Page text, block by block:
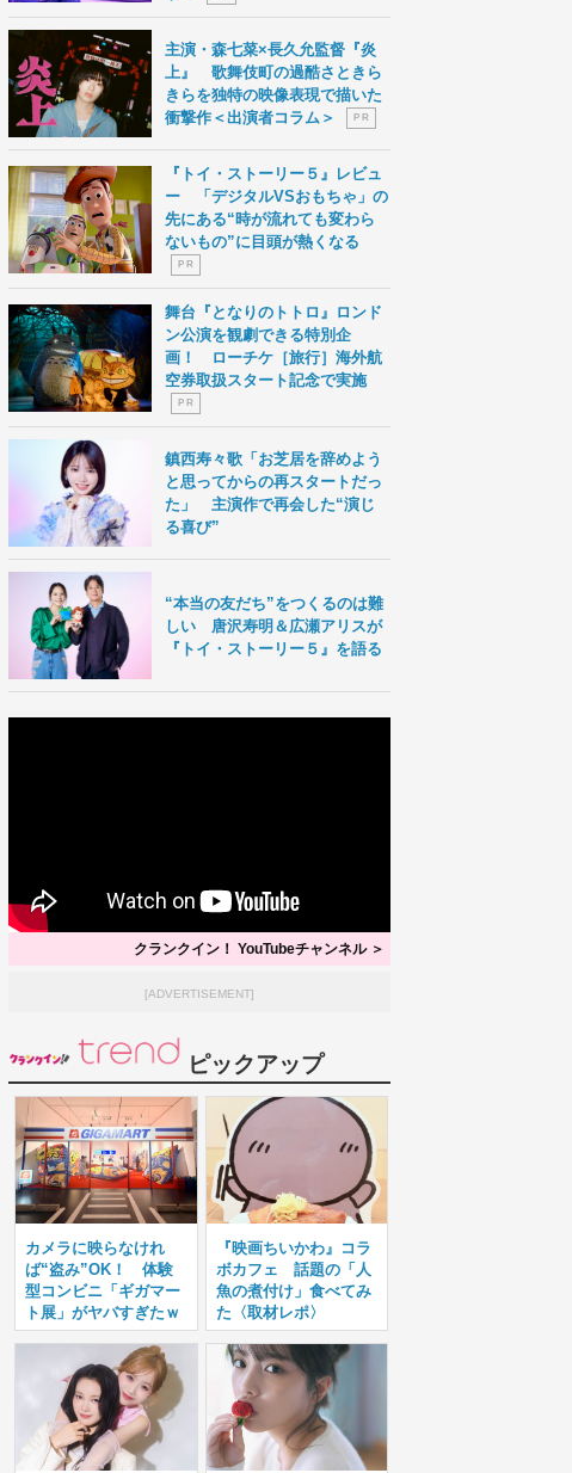
主演・森七菜×長久允監督『炎
上』 歌舞伎町の過酷さときら
きらを独特の映像表現で描いた
衝撃作＜出演者コラム＞
P R
『トイ・ストーリー５』レビュ
ー 「デジタルVSおもちゃ」の
先にある“時が流れても変わら
ないもの”に目頭が熱くなる
P R
舞台『となりのトトロ』ロンド
ン公演を観劇できる特別企
画！ ローチケ［旅行］海外航
空券取扱スタート記念で実施
P R
鎮西寿々歌「お芝居を辞めよう
と思ってからの再スタートだっ
た」 主演作で再会した“演じ
る喜び”
“本当の友だち”をつくるのは難
しい 唐沢寿明＆広瀬アリスが
『トイ・ストーリー５』を語る
クランクイン！ YouTubeチャンネル ＞
[ADVERTISEMENT]
ピックアップ
カメラに映らなけれ
ば“盗み”OK！ 体験
型コンビニ「ギガマー
ト展」がヤバすぎたｗ
『映画ちいかわ』コラ
ボカフェ 話題の「人
魚の煮付け」食べてみ
た〈取材レポ〉